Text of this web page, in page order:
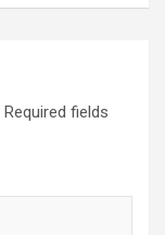
Required fields